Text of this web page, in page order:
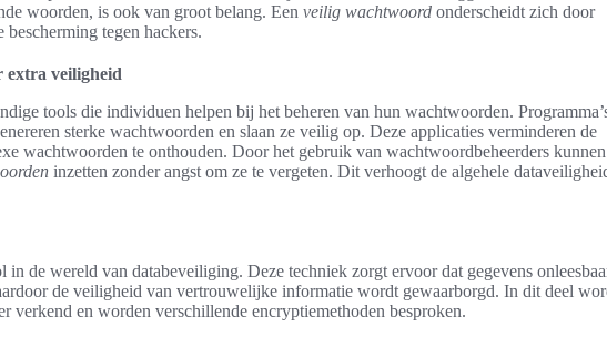
woorden, is ook van groot belang. Een veilig wachtwoord onderscheidt zich door
bescherming tegen hackers.
extra veiligheid
tools die individuen helpen bij het beheren van hun wachtwoorden.
sterke wachtwoorden en slaan ze veilig op. Deze applicaties verminderen de
wachtwoorden te onthouden. Door het gebruik van wachtwoordbeheerders kunnen
inzetten zonder angst om ze te vergeten. Dit verhoogt de algehele
in de wereld van databeveiliging. Deze techniek zorgt ervoor dat gegevens
de veiligheid van vertrouwelijke informatie wordt gewaarborgd. In dit deel
verkend en worden verschillende encryptiemethoden besproken.